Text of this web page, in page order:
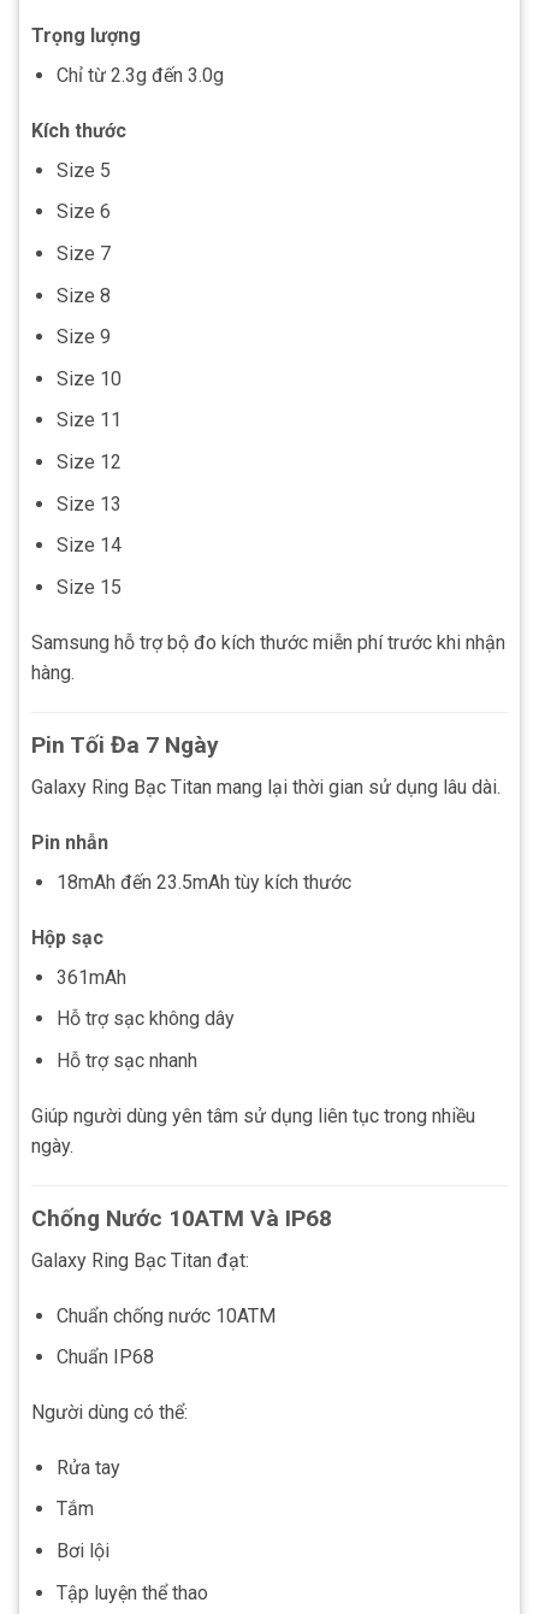
Trọng lượng
Chỉ từ 2.3g đến 3.0g
Kích thước
Size 5
Size 6
Size 7
Size 8
Size 9
Size 10
Size 11
Size 12
Size 13
Size 14
Size 15
Samsung hỗ trợ bộ đo kích thước miễn phí trước khi nhận
hàng.
Pin Tối Đa 7 Ngày
Galaxy Ring Bạc Titan mang lại thời gian sử dụng lâu dài.
Pin nhẫn
18mAh đến 23.5mAh tùy kích thước
Hộp sạc
361mAh
Hỗ trợ sạc không dây
Hỗ trợ sạc nhanh
Giúp người dùng yên tâm sử dụng liên tục trong nhiều
ngày.
Chống Nước 10ATM Và IP68
Galaxy Ring Bạc Titan đạt:
Chuẩn chống nước 10ATM
Chuẩn IP68
Người dùng có thể:
Rửa tay
Tắm
Bơi lội
Tập luyện thể thao